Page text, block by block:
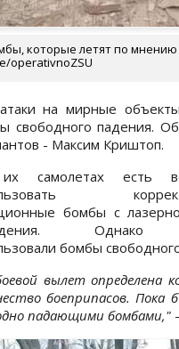
которые летят по
operativnoZSU
на мирные
свободного падения.
- Максим Криштоп.
самолетах есть
бомбы с
Однако
бомбы
вылет определена
боеприпасов.
падающими бомбами,"